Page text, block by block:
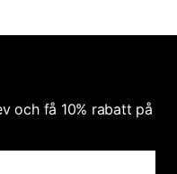
och få 10% rabatt på